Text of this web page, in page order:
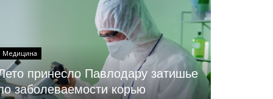
Медицина
принесло Павлодару затишье
заболеваемости корью